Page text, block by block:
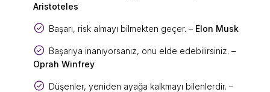
Aristoteles
Başarı, risk almayı bilmekten geçer. – Elon Musk
Başarıya inanıyorsanız, onu elde edebilirsiniz. –
Oprah Winfrey
Düşenler, yeniden ayağa kalkmayı bilenlerdir. –